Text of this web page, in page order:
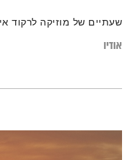
שעתיים של מוזיקה לרקוד
אודיו